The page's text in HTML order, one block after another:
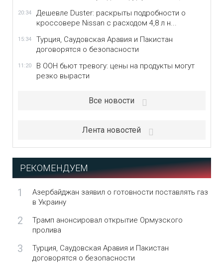
20:34
Дешевле Duster: раскрыты подробности о
кроссовере Nissan с расходом 4,8 л н...
15:34
Турция, Саудовская Аравия и Пакистан
договорятся о безопасности
11:20
В ООН бьют тревогу: цены на продукты могут
резко вырасти
Все новости
Лента новостей
РЕКОМЕНДУЕМ
1
Азербайджан заявил о готовности поставлять газ
в Украину
2
Трамп анонсировал открытие Ормузского
пролива
3
Турция, Саудовская Аравия и Пакистан
договорятся о безопасности